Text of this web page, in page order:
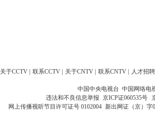
关于CCTV 联系CCTV 关于CNTV 联系CNTV 人才招聘
中国中央电视台 中国网络电
违法和不良信息举报 京ICP证060535号
网上传播视听节目许可证号 0102004 新出网证（京）